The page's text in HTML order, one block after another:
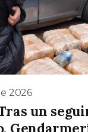
2026
un